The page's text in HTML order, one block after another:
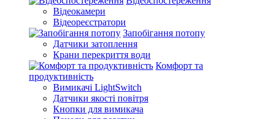
Відеокамери
Відеореєстратори
Запобігання потопу
Датчики затоплення
Крани перекриття води
Комфорт та
продуктивність
Вимикачі LightSwitch
Датчики якості повітря
Кнопки для вимикача